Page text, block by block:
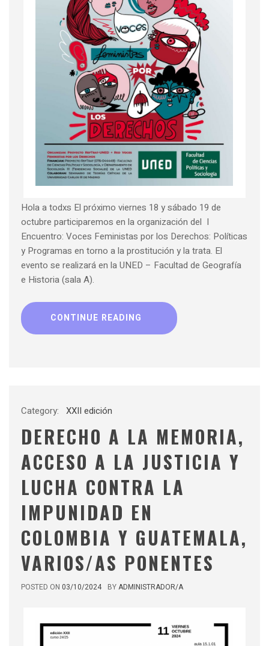
Hola a todxs El próximo viernes 18 y sábado 19 de
octubre participaremos en la organización del I
Encuentro: Voces Feministas por los Derechos: Políticas
y Programas en torno a la prostitución y la trata. El
evento se realizará en la UNED – Facultad de Geografía
e Historia (sala A).
CONTINUE READING
Category: XXII edición
DERECHO A LA MEMORIA,
ACCESO A LA JUSTICIA Y
LUCHA CONTRA LA
IMPUNIDAD EN
COLOMBIA Y GUATEMALA,
VARIOS/AS PONENTES
POSTED ON 03/10/2024 BYADMINISTRADOR/A